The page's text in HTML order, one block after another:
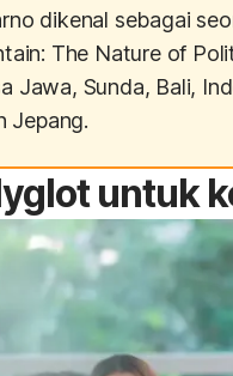
dikenal sebagai
The Nature of
Jawa, Sunda, Bali,
Jepang.
untuk